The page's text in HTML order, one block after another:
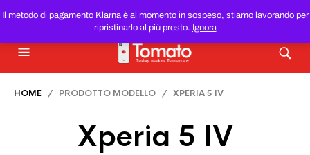
Il metodo di pagamento Klarna è al momento in sospeso, stiamo lavorando per
ripristinarlo al più presto. Ignora
SMARTPHONE E TABLET RICONDIZIONATIAL MIGLIOR
PREZZO DEL WEB!
HOME / PRODOTTO MODELLO / XPERIA 5 IV
Xperia 5 IV